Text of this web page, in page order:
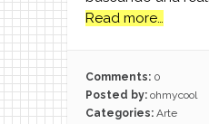
Read more…
Comments: 0
Posted by: ohmycool
Categories: Arte